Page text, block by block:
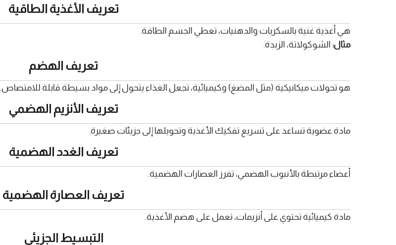
تعريف الأغذية الطاقية
هي أغذية غنية بالسكريات والدهنيات، تعطي الجسم الطاقة.
مثال: الشوكولاتة، الزبدة.
تعريف الهضم
هو تحولات ميكانيكية (مثل المضغ) وكيميائية، تجعل الغذاء يتحول إلى مواد بسيطة قابلة للامتصاص.
تعريف الأنزيم الهضمي
مادة عضوية تساعد على تسريع تفكيك الأغذية وتحويلها إلى جزيئات صغيرة.
تعريف الغدد الهضمية
أعضاء مرتبطة بالأنبوب الهضمي، تفرز العصارات الهضمية.
تعريف العصارة الهضمية
مادة كيميائية تحتوي على أنزيمات، تعمل على هضم الأغذية.
التبسيط الجزيئي